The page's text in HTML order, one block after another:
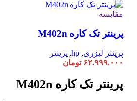
مقایسه
پرینتر تک کاره M402n
پرینتر لیزری,
hp
, پرینتر
۶۲.۹۹۹.۰۰۰ تومان
پرینتر تک کاره M402n